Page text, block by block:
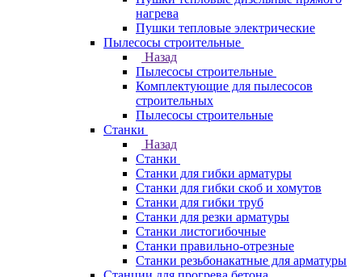
нагрева
Пушки тепловые электрические
Пылесосы строительные
Назад
Пылесосы строительные
Комплектующие для пылесосов
строительных
Пылесосы строительные
Станки
Назад
Станки
Станки для гибки арматуры
Станки для гибки скоб и хомутов
Станки для гибки труб
Станки для резки арматуры
Станки листогибочные
Станки правильно-отрезные
Станки резьбонакатные для арматуры